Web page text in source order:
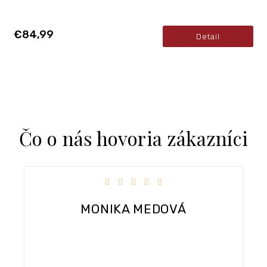
€84,99 Detail
Čo o nás hovoria zákazníci
obchodu je 5 z 5 hviezdičiek. Hodnotenie
Dobra komunikacia, rychle